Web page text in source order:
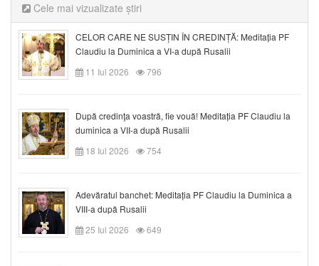
Cele mai vizualizate știri
CELOR CARE NE SUSȚIN ÎN CREDINȚĂ: Meditația PF
Claudiu la Duminica a VI-a după Rusalii
11 Iul 2026
796
După credinţa voastră, fie vouă! Meditația PF Claudiu la
duminica a VII-a după Rusalii
18 Iul 2026
754
Adevăratul banchet: Meditația PF Claudiu la Duminica a
VIII-a după Rusalii
25 Iul 2026
649